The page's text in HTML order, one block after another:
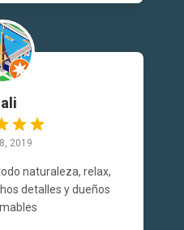
2019
naturaleza, relax,
detalles y dueños